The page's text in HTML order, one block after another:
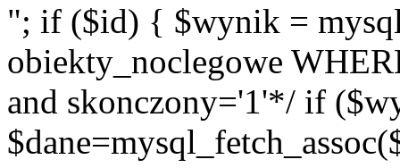
"; if ($id) { $wynik =
obiekty_noclegowe
and skonczony='1'*/ if